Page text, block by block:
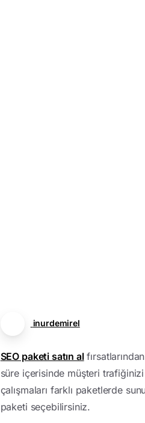
inurdemirel
SEO paketi satın al
süre içerisinde müşteri
çalışmaları farklı paketlerde
paketi seçebilirsiniz.